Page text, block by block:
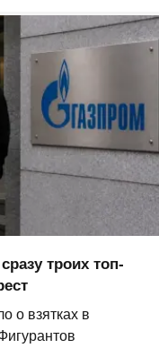
троих топ-
о взятках в